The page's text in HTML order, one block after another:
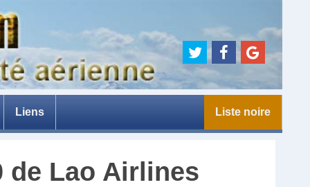
Liens Liste noire
de Lao Airlines